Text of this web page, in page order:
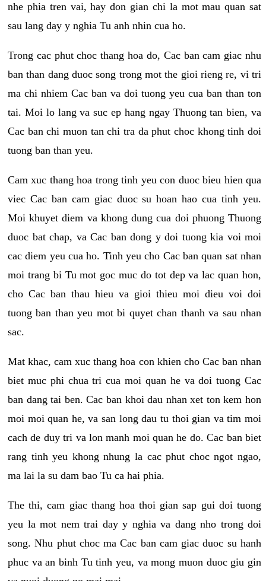
nhe phia tren vai, hay don gian chi la mot mau quan sat
sau lang day y nghia Tu anh nhin cua ho.
Trong cac phut choc thang hoa do, Cac ban cam giac nhu
ban than dang duoc song trong mot the gioi rieng re, vi tri
ma chi nhiem Cac ban va doi tuong yeu cua ban than ton
tai. Moi lo lang va suc ep hang ngay Thuong tan bien, va
Cac ban chi muon tan chi tra da phut choc khong tinh doi
tuong ban than yeu.
Cam xuc thang hoa trong tinh yeu con duoc bieu hien qua
viec Cac ban cam giac duoc su hoan hao cua tinh yeu.
Moi khuyet diem va khong dung cua doi phuong Thuong
duoc bat chap, va Cac ban dong y doi tuong kia voi moi
cac diem yeu cua ho. Tinh yeu cho Cac ban quan sat nhan
moi trang bi Tu mot goc muc do tot dep va lac quan hon,
cho Cac ban thau hieu va gioi thieu moi dieu voi doi
tuong ban than yeu mot bi quyet chan thanh va sau nhan
sac.
Mat khac, cam xuc thang hoa con khien cho Cac ban nhan
biet muc phi chua tri cua moi quan he va doi tuong Cac
ban dang tai ben. Cac ban khoi dau nhan xet ton kem hon
moi moi quan he, va san long dau tu thoi gian va tim moi
cach de duy tri va lon manh moi quan he do. Cac ban biet
rang tinh yeu khong nhung la cac phut choc ngot ngao,
ma lai la su dam bao Tu ca hai phia.
The thi, cam giac thang hoa thoi gian sap gui doi tuong
yeu la mot nem trai day y nghia va dang nho trong doi
song. Nhu phut choc ma Cac ban cam giac duoc su hanh
phuc va an binh Tu tinh yeu, va mong muon duoc giu gin